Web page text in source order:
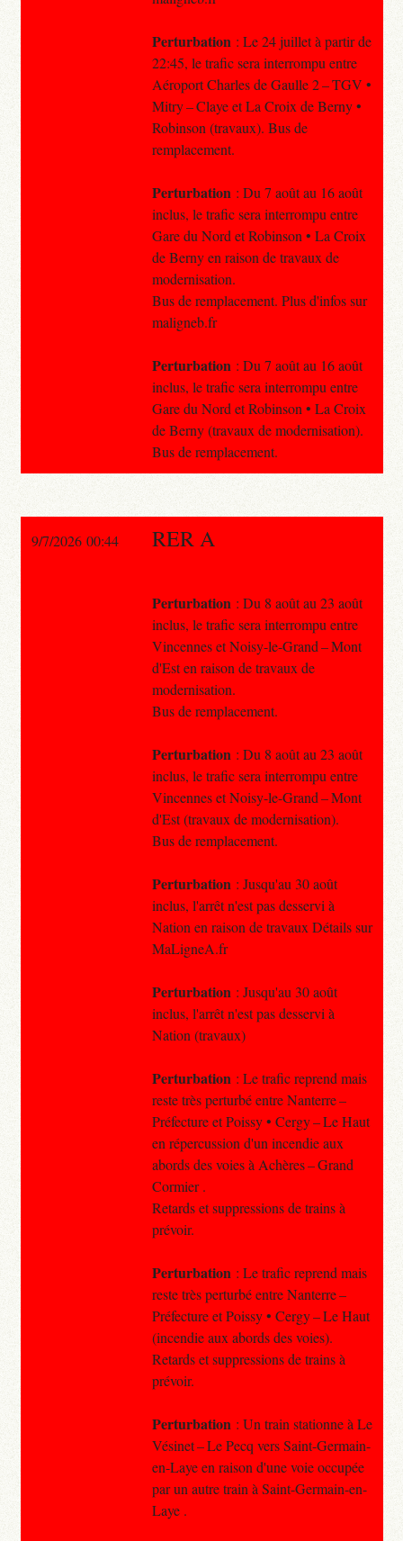
Perturbation : Le 24 juillet à partir de
22:45, le trafic sera interrompu entre
Aéroport Charles de Gaulle 2 – TGV •
Mitry – Claye et La Croix de Berny •
Robinson (travaux). Bus de
remplacement.
Perturbation : Du 7 août au 16 août
inclus, le trafic sera interrompu entre
Gare du Nord et Robinson • La Croix
de Berny en raison de travaux de
modernisation.
Bus de remplacement. Plus d'infos sur
maligneb.fr
Perturbation : Du 7 août au 16 août
inclus, le trafic sera interrompu entre
Gare du Nord et Robinson • La Croix
de Berny (travaux de modernisation).
Bus de remplacement.
9/7/2026 00:44 RER A
Perturbation : Du 8 août au 23 août
inclus, le trafic sera interrompu entre
Vincennes et Noisy-le-Grand – Mont
d'Est en raison de travaux de
modernisation.
Bus de remplacement.
Perturbation : Du 8 août au 23 août
inclus, le trafic sera interrompu entre
Vincennes et Noisy-le-Grand – Mont
d'Est (travaux de modernisation).
Bus de remplacement.
Perturbation : Jusqu'au 30 août
inclus, l'arrêt n'est pas desservi à
Nation en raison de travaux Détails sur
MaLigneA.fr
Perturbation : Jusqu'au 30 août
inclus, l'arrêt n'est pas desservi à
Nation (travaux)
Perturbation : Le trafic reprend mais
reste très perturbé entre Nanterre –
Préfecture et Poissy • Cergy – Le Haut
en répercussion d'un incendie aux
abords des voies à Achères – Grand
Cormier .
Retards et suppressions de trains à
prévoir.
Perturbation : Le trafic reprend mais
reste très perturbé entre Nanterre –
Préfecture et Poissy • Cergy – Le Haut
(incendie aux abords des voies).
Retards et suppressions de trains à
prévoir.
Perturbation : Un train stationne à Le
Vésinet – Le Pecq vers Saint-Germain-
en-Laye en raison d'une voie occupée
par un autre train à Saint-Germain-en-
Laye .